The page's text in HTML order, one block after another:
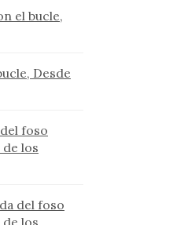
el bucle,
Desde
foso
los
del foso
los